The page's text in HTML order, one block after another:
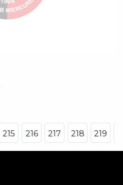
215 216 217 218 219